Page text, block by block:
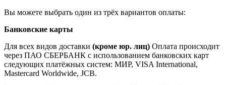
Вы можете выбрать один из трёх вариантов оплаты:
Банковские карты
Для всех видов доставки (кроме юр. лиц) Оплата происходит
через ПАО СБЕРБАНК с использованием банковских карт
следующих платёжных систем: МИР, VISA International,
Mastercard Worldwide, JCB.